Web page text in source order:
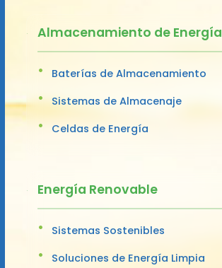
Almacenamiento de Energía
Baterías de Almacenamiento
Sistemas de Almacenaje
Celdas de Energía
Energía Renovable
Sistemas Sostenibles
Soluciones de Energía Limpia